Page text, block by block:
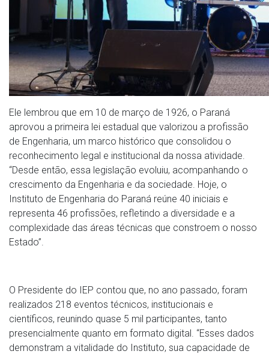
Ele lembrou que em 10 de março de 1926, o Paraná
aprovou a primeira lei estadual que valorizou a profissão
de Engenharia, um marco histórico que consolidou o
reconhecimento legal e institucional da nossa atividade.
“Desde então, essa legislação evoluiu, acompanhando o
crescimento da Engenharia e da sociedade. Hoje, o
Instituto de Engenharia do Paraná reúne 40 iniciais e
representa 46 profissões, refletindo a diversidade e a
complexidade das áreas técnicas que constroem o nosso
Estado”.
O Presidente do IEP contou que, no ano passado, foram
realizados 218 eventos técnicos, institucionais e
científicos, reunindo quase 5 mil participantes, tanto
presencialmente quanto em formato digital. “Esses dados
demonstram a vitalidade do Instituto, sua capacidade de